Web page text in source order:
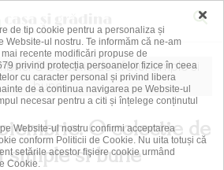
O colectie de
simple si bune
×
de tip cookie pentru a personaliza și
Website-ul nostru. Te informăm că ne-am
recente modificări propuse de
privind protecția persoanelor fizice în ceea
cu caracter personal și privind libera
de a continua navigarea pe Website-ul
necesar pentru a citi și înțelege conținutul
Website-ul nostru confirmi acceptarea
conform Politicii de Cookie. Nu uita totuși că
setările acestor fişiere cookie urmând
Cookie.